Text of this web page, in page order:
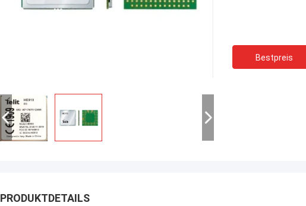
Bestpreis
PRODUKTDETAILS